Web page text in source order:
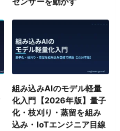
組み込みAIのモデル軽量
化入門【2026年版】量子
化・枝刈り・蒸留を組み
込み・IoTエンジニア目線